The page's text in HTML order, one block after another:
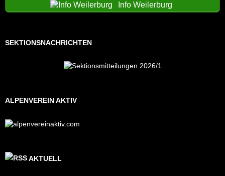
Info Weilerburg
SEKTIONSNACHRICHTEN
ALPENVEREIN AKTIV
AKTUELL